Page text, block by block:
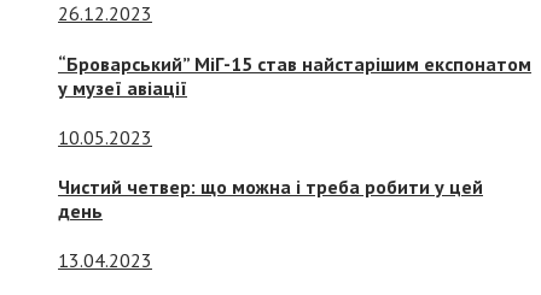
26.12.2023
“Броварський” МіГ-15 став найстарішим експонатом
у музеї авіації
10.05.2023
Чистий четвер: що можна і треба робити у цей
день
13.04.2023